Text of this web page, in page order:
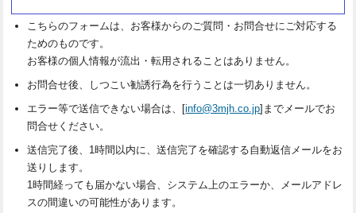
こちらのフォームは、お客様からのご質問・お問合せにご対応する
ためのものです。
お客様の個人情報が流出・転用されることはありません。
お問合せ後、しつこい勧誘行為を行うことは一切ありません。
エラー等で送信できない場合は、[info@3mjh.co.jp]までメールでお
問合せください。
送信完了後、1時間以内に、送信完了を確認する自動返信メールをお
送りします。
1時間経っても届かない場合、システム上のエラーか、メールアドレ
スの間違いの可能性があります。